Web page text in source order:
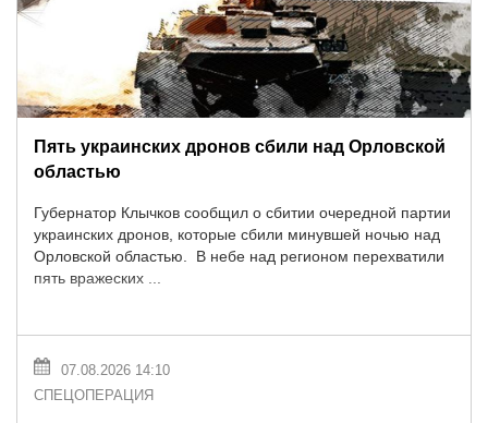
Пять украинских дронов сбили над Орловской
областью
Губернатор Клычков сообщил о сбитии очередной партии
украинских дронов, которые сбили минувшей ночью над
Орловской областью. В небе над регионом перехватили
пять вражеских ...
07.08.2026 14:10
СПЕЦОПЕРАЦИЯ